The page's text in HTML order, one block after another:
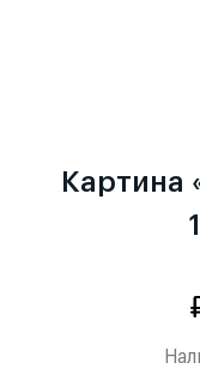
Картина